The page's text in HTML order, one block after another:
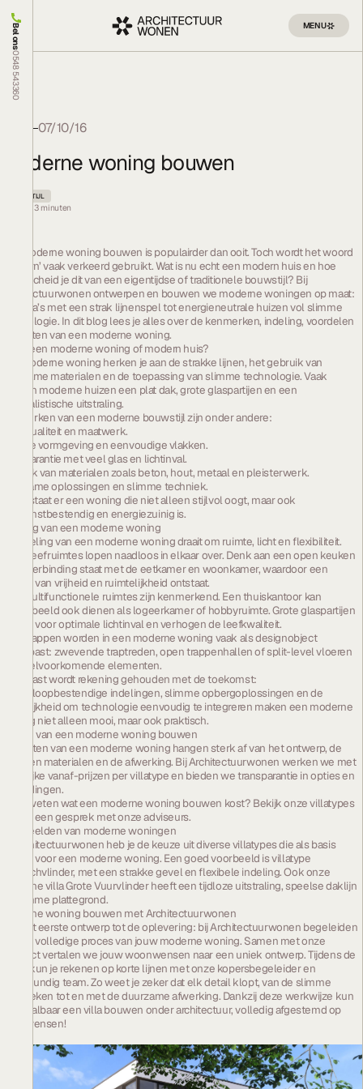
Bel ons
0548 543360
MENU
07/10/16
Moderne woning bouwen
BOUWSTIJL
3 minuten
Een moderne woning bouwen is populairder dan ooit. Toch wordt het woord
‘modern’ vaak verkeerd gebruikt. Wat is nu echt een modern huis en hoe
onderscheid je dit van een eigentijdse of traditionele bouwstijl? Bij
Architectuurwonen ontwerpen en bouwen we moderne woningen op maat:
van villa’s met een strak lijnenspel tot energieneutrale huizen vol slimme
technologie. In dit blog lees je alles over de kenmerken, indeling, voordelen
én kosten van een moderne woning.
Wat is een moderne woning of modern huis?
Een moderne woning herken je aan de strakke lijnen, het gebruik van
duurzame materialen en de toepassing van slimme technologie. Vaak
hebben moderne huizen een plat dak, grote glaspartijen en een
minimalistische uitstraling.
Kenmerken van een moderne bouwstijl zijn onder andere:
Individualiteit en maatwerk.
Strakke vormgeving en eenvoudige vlakken.
Transparantie met veel glas en lichtinval.
Gebruik van materialen zoals beton, hout, metaal en pleisterwerk.
Duurzame oplossingen en slimme techniek.
Zo ontstaat er een woning die niet alleen stijlvol oogt, maar ook
toekomstbestendig en energiezuinig is.
Indeling van een moderne woning
De indeling van een moderne woning draait om ruimte, licht en flexibiliteit.
Grote leefruimtes lopen naadloos in elkaar over. Denk aan een open keuken
die in verbinding staat met de eetkamer en woonkamer, waardoor een
gevoel van vrijheid en ruimtelijkheid ontstaat.
Ook multifunctionele ruimtes zijn kenmerkend. Een thuiskantoor kan
bijvoorbeeld ook dienen als logeerkamer of hobbyruimte. Grote glaspartijen
zorgen voor optimale lichtinval en verhogen de leefkwaliteit.
Zelfs trappen worden in een moderne woning vaak als designobject
toegepast: zwevende traptreden, open trappenhallen of split-level vloeren
zijn veelvoorkomende elementen.
Daarnaast wordt rekening gehouden met de toekomst:
levensloopbestendige indelingen, slimme opbergoplossingen en de
mogelijkheid om technologie eenvoudig te integreren maken een moderne
woning niet alleen mooi, maar ook praktisch.
Kosten van een moderne woning bouwen
De kosten van een moderne woning hangen sterk af van het ontwerp, de
gekozen materialen en de afwerking. Bij Architectuurwonen werken we met
duidelijke vanaf-prijzen per villatype en bieden we transparantie in opties en
uitbreidingen.
Wil je weten wat een moderne woning bouwen kost? Bekijk onzevillatypes
of plan eengesprek met onze adviseurs.
Voorbeelden van moderne woningen
Bij Architectuurwonen heb je de keuze uit diverse villatypes die als basis
dienen voor een moderne woning. Een goed voorbeeld isvillatype
Monarchvlinder, met een strakke gevel en flexibele indeling. Ook onze
modernevilla Grote Vuurvlinderheeft een tijdloze uitstraling, speelse daklijn
en slimme plattegrond.
Moderne woning bouwen met Architectuurwonen
Van het eerste ontwerp tot de oplevering: bij Architectuurwonen begeleiden
we het volledige proces van jouw moderne woning. Samen met onze
architect vertalen we jouw woonwensen naar een uniek ontwerp. Tijdens de
bouw kun je rekenen op korte lijnen met onze kopersbegeleider en
bouwkundig team. Zo weet je zeker dat elk detail klopt, van de slimme
technieken tot en met de duurzame afwerking. Dankzij deze werkwijze kun
je betaalbaar eenvilla bouwen onder architectuur, volledig afgestemd op
jouw wensen!